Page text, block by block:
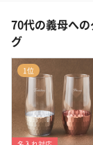
70代の義母へ
グ
1位